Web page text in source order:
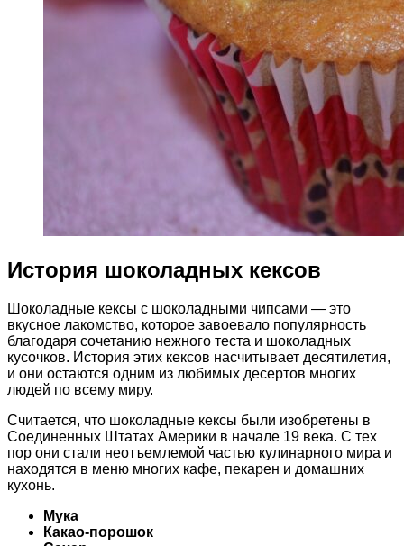
История шоколадных кексов
Шоколадные кексы с шоколадными чипсами — это
вкусное лакомство, которое завоевало популярность
благодаря сочетанию нежного теста и шоколадных
кусочков. История этих кексов насчитывает десятилетия,
и они остаются одним из любимых десертов многих
людей по всему миру.
Считается, что шоколадные кексы были изобретены в
Соединенных Штатах Америки в начале 19 века. С тех
пор они стали неотъемлемой частью кулинарного мира и
находятся в меню многих кафе, пекарен и домашних
кухонь.
Мука
Какао-порошок